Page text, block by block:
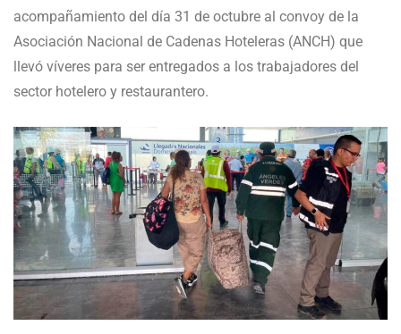
acompañamiento del día 31 de octubre al convoy de la
Asociación Nacional de Cadenas Hoteleras (ANCH) que
llevó víveres para ser entregados a los trabajadores del
sector hotelero y restaurantero.